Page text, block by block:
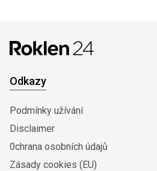
Odkazy
Podmínky užívání
Disclaimer
0chrana osobních údajů
Zásady cookies (EU)